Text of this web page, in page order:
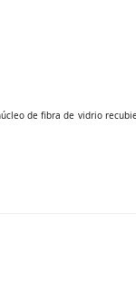
de fibra de vidrio